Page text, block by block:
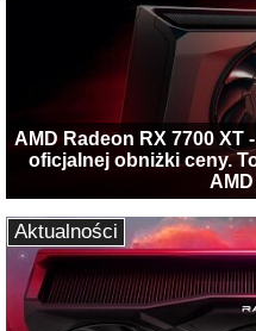
AMD Radeon RX 7700 XT
oficjalnej obniżki ceny.
AMD
Aktualności